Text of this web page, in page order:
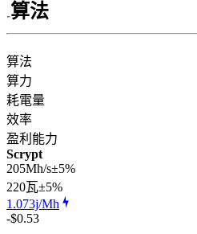
算法
算法
算力
耗電量
效率
盈利能力
Scrypt
205Mh/s±5%
220瓦±5%
1.073j/Mh
-$0.53